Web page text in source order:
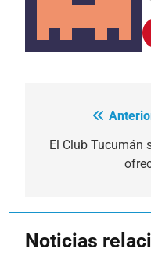
Navegación
de
El Club Tucumán
Noticias